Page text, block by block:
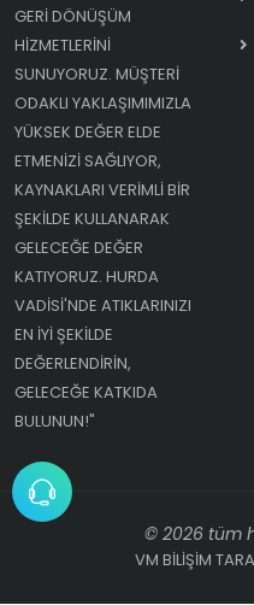
GERI DÖNÜŞÜM
HIZMETLERINI
SUNUYORUZ. MÜŞTERI
ODAKLI YAKLAŞIMIMIZLA
YÜKSEK DEĞER ELDE
ETMENIZI SAĞLIYOR,
KAYNAKLARI VERIMLI BIR
ŞEKILDE KULLANARAK
GELECEĞE DEĞER
KATIYORUZ. HURDA
VADISI'NDE ATIKLARINIZI
EN IYI ŞEKILDE
DEĞERLENDIRIN,
GELECEĞE KATKIDA
BULUNUN!"
© 2026 tüm
VM BİLİŞİM